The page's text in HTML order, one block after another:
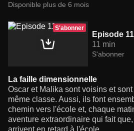
Disponible plus de 6 mois
S'abonner
Episode 11
11 min
S'abonner
La faille dimensionnelle
Oscar et Malika sont voisins et
même classe. Aussi, ils font
chemin vers l'école et, chaque
aventure extraordinaire qui fait
arrivent en retard à l'école.